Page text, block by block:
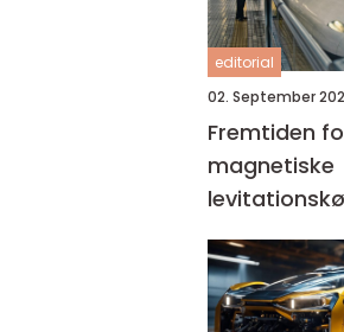
editorial
02. September
Fremtiden
magnetiske